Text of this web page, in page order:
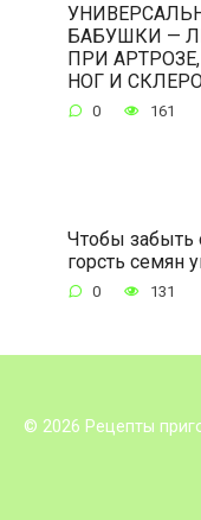
БАБУШКИ —
ПРИ
НОГ И
0 161
Чтобы забыть
горсть семян
0 131
© 2026 Рецепты